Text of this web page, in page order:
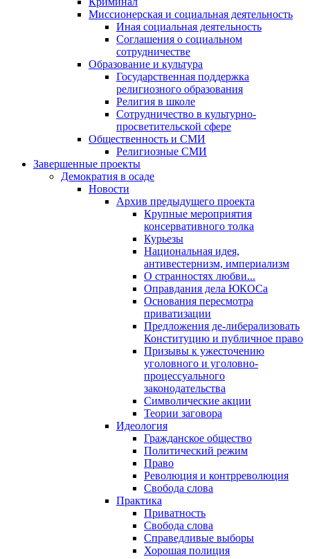
Миссионерская и социальная деятельность
Иная социальная деятельность
Соглашения о социальном
сотрудничестве
Образование и культура
Государственная поддержка
религиозного образования
Религия в школе
Сотрудничество в культурно-
просветительской сфере
Общественность и СМИ
Религиозные СМИ
Завершенные проекты
Демократия в осаде
Новости
Архив предыдущего проекта
Крупные мероприятия
консервативного толка
Курьезы
Национальная идея,
антивестернизм, империализм
О странностях любви...
Оправдания дела ЮКОСа
Основания пересмотра
приватизации
Предложения де-либерализовать
Конституцию и публичное право
Призывы к ужесточению
уголовного и уголовно-
процессуального
законодательства
Символические акции
Теории заговора
Идеология
Гражданское общество
Политический режим
Право
Революция и контрреволюция
Свобода слова
Практика
Приватность
Свобода слова
Справедливые выборы
Хорошая полиция